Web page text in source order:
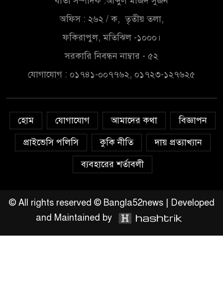
চাঁদপুরে মাটির নিচে গাঁজার ড্রাম,
মাদক কারবারি আটক
সংশোধনের দাবিতে ফরিদগঞ্জে
অনলাইন জুয়ার অবৈধ লেনদেনে
জড়িয়ে পড়ছে স্থানীয় বিকাশ এজেন্ট;
ক্ষুব্ধ এলাকাবাসী।।
জিয়ানগরের বলেশ্বর নদীতে যৌথ
অফিস : ২৬২ / ক, তৃতীয় তলা,
ফকিরাপুল, মতিঝিল -১০০০।
সরকারি নিবন্ধন নাম্বার - ৫২
যোগাযোগ : ০১৭৪১-০০৭৭৬২, ০১৭২৩-১২৭৬২৫
হোম যোগাযোগ আমাদের কথা
বিজ্ঞাপন
প্রাইভেসি পলিসি
কুকি নীতি
দায় প্রত্যাখ্যান
ব্যবহারের শর্তাবলী
© All rights reserved © Bangla52news | Developed
and Maintained by